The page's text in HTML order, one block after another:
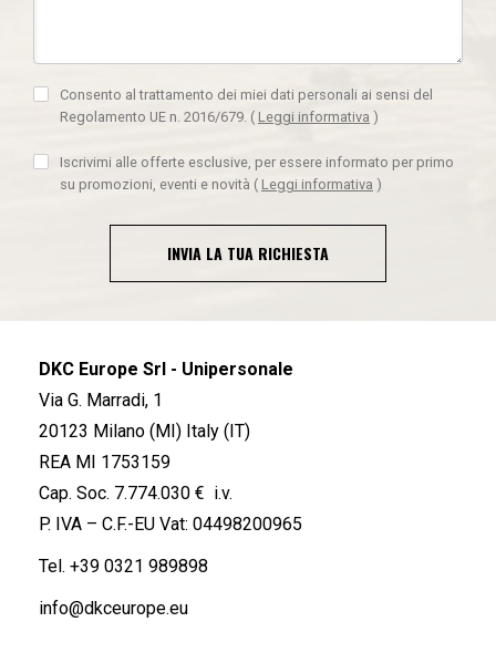
Consento al trattamento dei miei dati personali ai sensi del
Regolamento UE n. 2016/679. ( Leggi informativa )
Iscrivimi alle offerte esclusive, per essere informato per primo
su promozioni, eventi e novità ( Leggi informativa )
INVIA LA TUA RICHIESTA
DKC Europe Srl - Unipersonale
Via G. Marradi, 1
20123 Milano (MI) Italy (IT)
REA MI 1753159
Cap. Soc. 7.774.030 € i.v.
P. IVA – C.F.-EU Vat: 04498200965
Tel. +39 0321 989898
info@dkceurope.eu